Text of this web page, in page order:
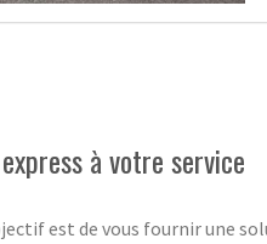
à votre service
est de vous fournir une